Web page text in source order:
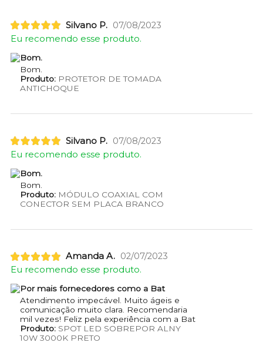
Silvano P. 07/08/2023
Eu recomendo esse produto.
Bom.
Bom.
Produto:PROTETOR DE TOMADA
ANTICHOQUE
Silvano P. 07/08/2023
Eu recomendo esse produto.
Bom.
Bom.
Produto:MÓDULO COAXIAL COM
CONECTOR SEM PLACA BRANCO
Amanda A. 02/07/2023
Eu recomendo esse produto.
Por mais fornecedores como a Bat
Atendimento impecável. Muito ágeis e
comunicação muito clara. Recomendaria
mil vezes! Feliz pela experiência com a Bat
Produto:SPOT LED SOBREPOR ALNY
10W 3000K PRETO